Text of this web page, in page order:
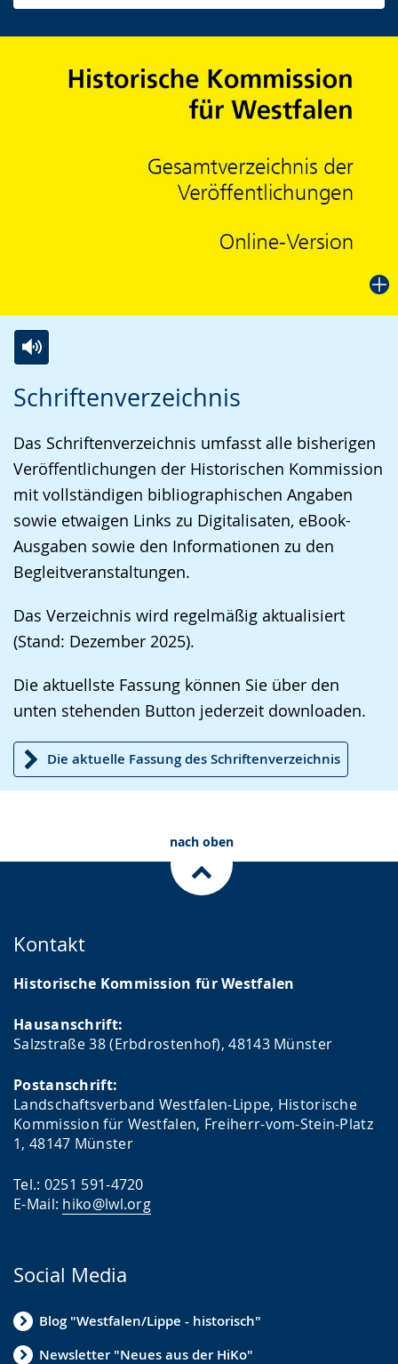
Schriftenverzeichnis
Das Schriftenverzeichnis umfasst alle bisherigen
Veröffentlichungen der Historischen Kommission
mit vollständigen bibliographischen Angaben
sowie etwaigen Links zu Digitalisaten, eBook-
Ausgaben sowie den Informationen zu den
Begleitveranstaltungen.
Das Verzeichnis wird regelmäßig aktualisiert
(Stand: Dezember 2025).
Die aktuellste Fassung können Sie über den
unten stehenden Button jederzeit downloaden.
Die aktuelle Fassung des Schriftenverzeichnis
Leichten
wechseln.
Audio-
Video
Deutscher
Gebärdensprache
wird
angezeigt.
nach oben
Kontakt
Historische Kommission für Westfalen
Hausanschrift:
Salzstraße 38 (Erbdrostenhof), 48143 Münster
Postanschrift:
Landschaftsverband Westfalen-Lippe, Historische
Kommission für Westfalen, Freiherr-vom-Stein-Platz
1, 48147 Münster
Tel.: 0251 591-4720
E-Mail: hiko@lwl.org
Social Media
Blog "Westfalen/Lippe - historisch"
Newsletter "Neues aus der HiKo"